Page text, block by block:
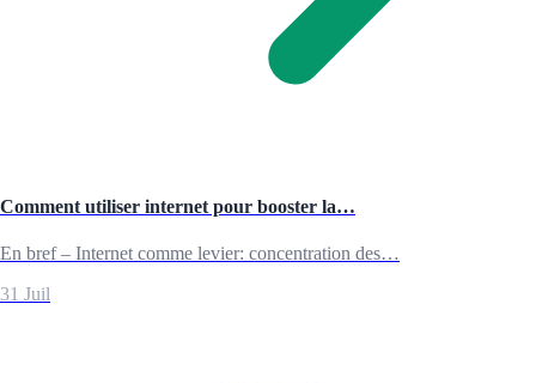
Comment utiliser internet pour booster la…
En bref – Internet comme levier: concentration des…
31 Juil